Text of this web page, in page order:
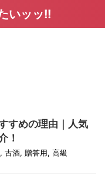
いッッ!!
すめの理由｜人気
！
, 古酒, 贈答用, 高級